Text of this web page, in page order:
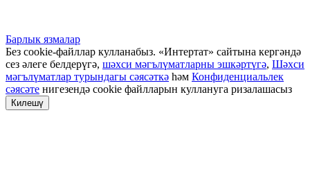
Барлык язмалар
Без cookie-файллар кулланабыз. «Интертат» сайтына кергәндә
сез әлеге белдерүгә, шәхси мәгълүматларны эшкәртүгә, Шәхси
мәгълүматлар турындагы сәясәткә һәм Конфиденциальлек
сәясәте нигезендә cookie файлларын куллануга ризалашасыз
Килешү